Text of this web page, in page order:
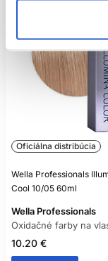
Oficiálna distribúcia
Wella Professionals
Cool 10/05 60ml
Wella Professionals
Oxidačné farby na
10.20 €